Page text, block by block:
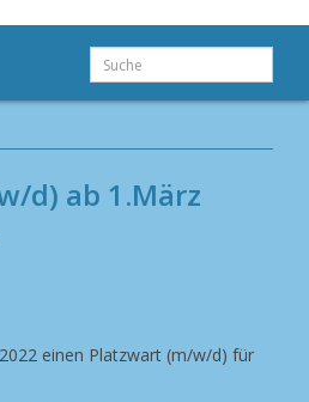
Suche
d) ab 1.März
einen Platzwart (m/w/d) für